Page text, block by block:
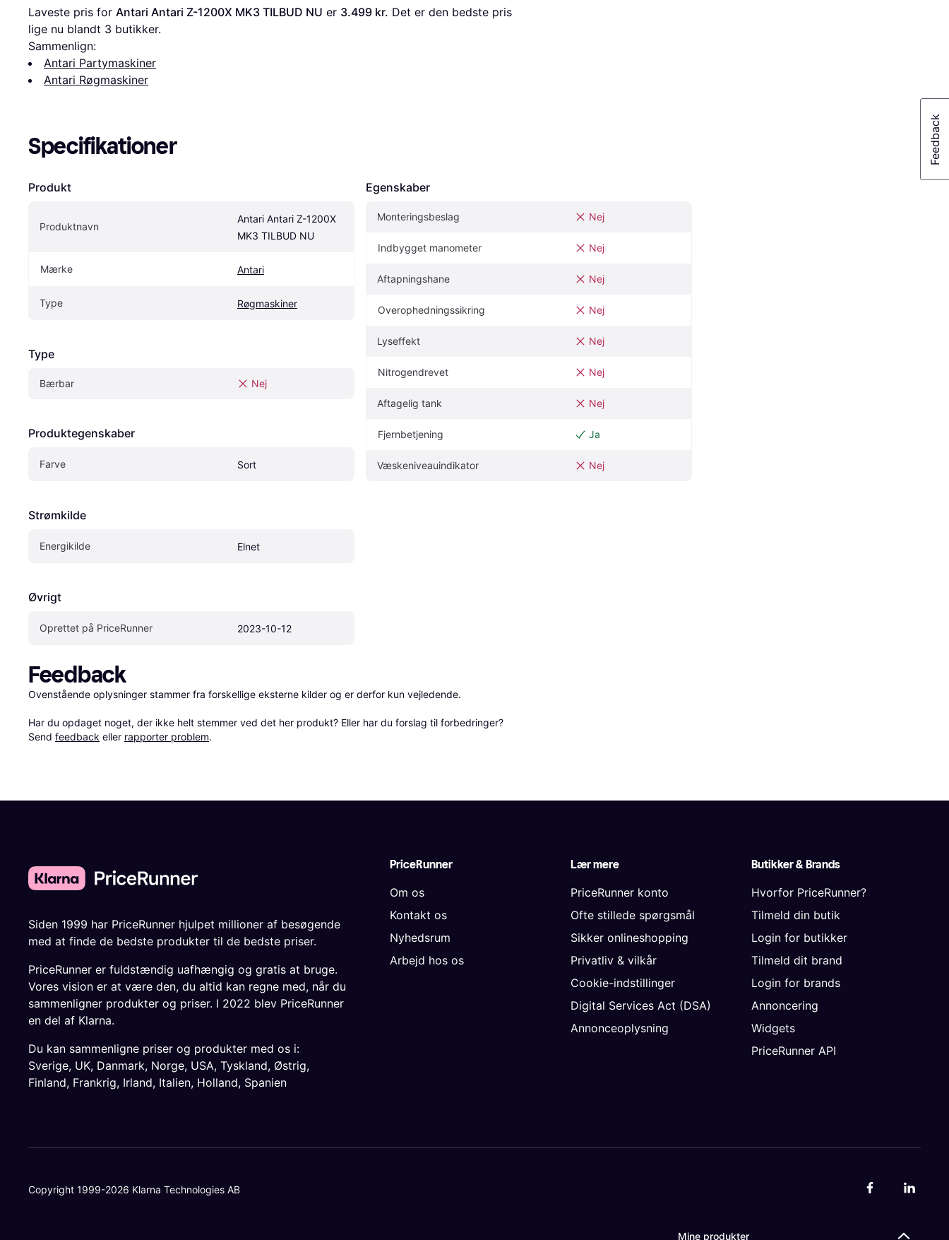
Laveste pris for Antari Antari Z-1200X MK3 TILBUD NU er 3.499 kr. Det er den bedste pris
lige nu blandt 3 butikker.
Sammenlign:
Antari Partymaskiner
Antari Røgmaskiner
Specifikationer
Produkt
Produktnavn
Antari Antari Z-1200X
MK3 TILBUD NU
Mærke Antari
Type Røgmaskiner
Type
Bærbar Nej
Produktegenskaber
Farve Sort
Strømkilde
Energikilde Elnet
Øvrigt
Oprettet på PriceRunner 2023-10-12
Egenskaber
Monteringsbeslag Nej
Indbygget manometer Nej
Aftapningshane Nej
Overophedningssikring Nej
Lyseffekt Nej
Nitrogendrevet Nej
Aftagelig tank Nej
Fjernbetjening Ja
Væskeniveauindikator Nej
Feedback
Ovenstående oplysninger stammer fra forskellige eksterne kilder og er derfor kun vejledende.
Har du opdaget noget, der ikke helt stemmer ved det her produkt? Eller har du forslag til forbedringer?
Send feedback eller rapporter problem.
Mine produkter
PriceRunner
Om os
Kontakt os
Nyhedsrum
Arbejd hos os
Lær mere
PriceRunner konto
Ofte stillede spørgsmål
Sikker onlineshopping
Privatliv & vilkår
Cookie-indstillinger
Digital Services Act (DSA)
Annonceoplysning
Butikker & Brands
Hvorfor PriceRunner?
Tilmeld din butik
Login for butikker
Tilmeld dit brand
Login for brands
Annoncering
Widgets
PriceRunner API
Siden 1999 har PriceRunner hjulpet millioner af besøgende
med at finde de bedste produkter til de bedste priser.
PriceRunner er fuldstændig uafhængig og gratis at bruge.
Vores vision er at være den, du altid kan regne med, når du
sammenligner produkter og priser. I 2022 blev PriceRunner
en del af Klarna.
Du kan sammenligne priser og produkter med os i:
Sverige, UK, Danmark, Norge, USA, Tyskland, Østrig,
Finland, Frankrig, Irland, Italien, Holland, Spanien
Copyright 1999-2026 Klarna Technologies AB